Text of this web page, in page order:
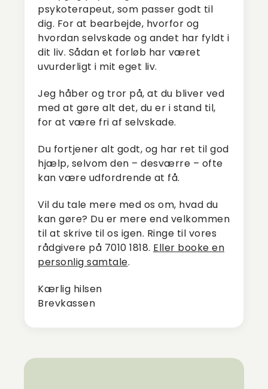
psykoterapeut, som passer godt til
dig. For at bearbejde, hvorfor og
hvordan selvskade og andet har fyldt i
dit liv. Sådan et forløb har været
uvurderligt i mit eget liv.
Jeg håber og tror på, at du bliver ved
med at gøre alt det, du er i stand til,
for at være fri af selvskade.
Du fortjener alt godt, og har ret til god
hjælp, selvom den – desværre – ofte
kan være udfordrende at få.
Vil du tale mere med os om, hvad du
kan gøre? Du er mere end velkommen
til at skrive til os igen. Ringe til vores
rådgivere på 7010 1818. Eller booke en
personlig samtale.
Kærlig hilsen
Brevkassen